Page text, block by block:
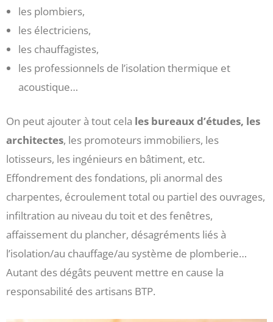
les plombiers,
les électriciens,
les chauffagistes,
les professionnels de l’isolation thermique et
acoustique…
On peut ajouter à tout cela les bureaux d’études, les
architectes, les promoteurs immobiliers, les
lotisseurs, les ingénieurs en bâtiment, etc.
Effondrement des fondations, pli anormal des
charpentes, écroulement total ou partiel des ouvrages,
infiltration au niveau du toit et des fenêtres,
affaissement du plancher, désagréments liés à
l’isolation/au chauffage/au système de plomberie…
Autant des dégâts peuvent mettre en cause la
responsabilité des artisans BTP.